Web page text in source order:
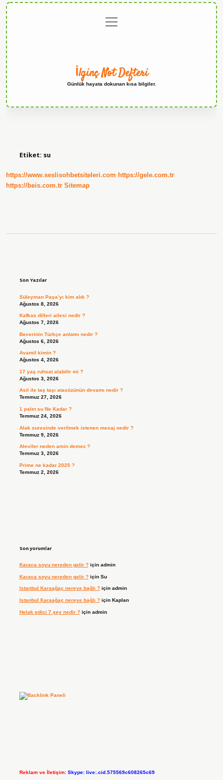
menüyü
aç
İlginç Not Defteri
Günlük hayata dokunan kısa bilgiler.
Etiket: su
https://www.seslisohbetsiteleri.com https://gele.com.tr
https://beis.com.tr Sitemap
Son Yazılar
Süleyman Paşa’yı kim aldı ?
Ağustos 8, 2026
Kafkas dilleri ailesi nedir ?
Ağustos 7, 2026
Becerinin Türkçe anlamı nedir ?
Ağustos 6, 2026
Avamil kimin ?
Ağustos 4, 2026
17 yaş ruhsat alabilir mi ?
Ağustos 3, 2026
Asil ile taş taşı atasözünün devamı nedir ?
Temmuz 27, 2026
1 palet su Ne Kadar ?
Temmuz 24, 2026
Alak suresinde verilmek istenen mesaj nedir ?
Temmuz 9, 2026
Aleviler neden amin demez ?
Temmuz 3, 2026
Prime ne kadar 2025 ?
Temmuz 2, 2026
Son yorumlar
Karaca soyu nereden gelir ?için admin
Karaca soyu nereden gelir ?için Su
Istanbul Karaağaç nereye bağlı ?için admin
Istanbul Karaağaç nereye bağlı ?için Kaplan
Helak edici 7 şey nedir ?için admin
Reklam ve İletişim: Skype: live:.cid.575569c608265c69